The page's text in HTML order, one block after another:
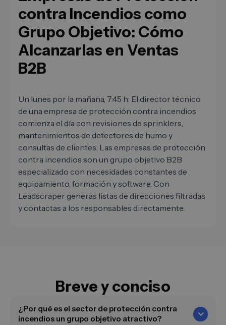
contra Incendios como
Grupo Objetivo: Cómo
Alcanzarlas en Ventas
B2B
Un lunes por la mañana, 7:45 h: El director técnico
de una empresa de protección contra incendios
comienza el día con revisiones de sprinklers,
mantenimientos de detectores de humo y
consultas de clientes. Las empresas de protección
contra incendios son un grupo objetivo B2B
especializado con necesidades constantes de
equipamiento, formación y software. Con
Leadscraper generas listas de direcciones filtradas
y contactas a los responsables directamente.
Breve y conciso
¿Por qué es el sector de protección contra
incendios un grupo objetivo atractivo?